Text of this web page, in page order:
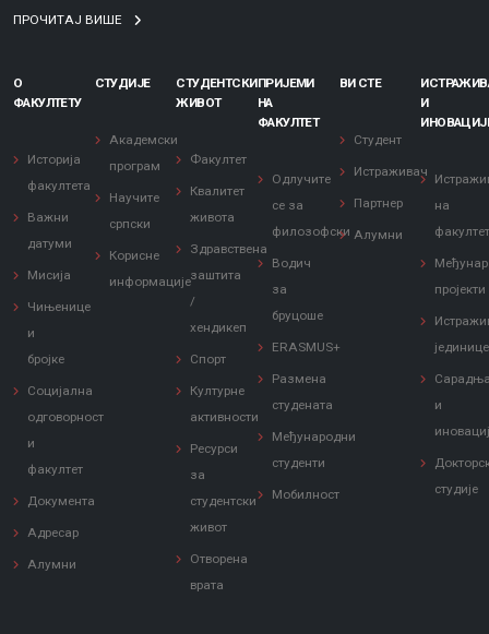
ПРОЧИТАЈ ВИШЕ
О
ФАКУЛТЕТУ
Историја
факултета
Важни
датуми
Мисија
Чињенице
и
бројке
Социјална
одговорност
и
факултет
Документа
Адресар
Алумни
СТУДИЈЕ
Академски
програм
Научите
српски
Корисне
информације
СТУДЕНТСКИ
ЖИВОТ
Факултет
Квалитет
живота
Здравствена
заштита
/
хендикеп
Спорт
Културне
активности
Ресурси
за
студентски
живот
Отворена
врата
ПРИЈЕМИ
НА
ФАКУЛТЕТ
Одлучите
се за
филозофски
Водич
за
бруцоше
ERASMUS+
Размена
студената
Међународни
студенти
Мобилност
ВИ СТЕ
Студент
Истраживач
Партнер
Алумни
И
на
пројекти
јединице
и
студије